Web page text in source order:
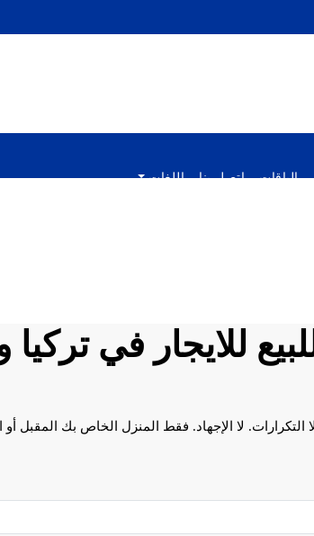
الباقات اتصل بنا اللغات
للايجار في